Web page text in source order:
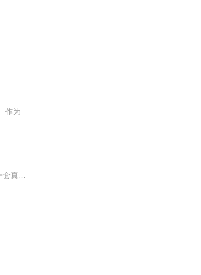
本专辑为有声书演播专业学习期间的作业合集，涵盖了新闻播读、散文朗诵、角色演播、剧本练习等多种题材。 作为一名新人网文有声主播，这里记录了我在吐字归音、情感表达、角色塑造上的每一次尝试与突破。 既是个人成长的存档，也希望能为同为播音主持、有...
这套书按照不同的主题，选取了简洁、生动、有趣的童话故事、寓言故事、名人励志故事等三百多个故事，是一套真正的“故事驱动改变”“阅读抚慰心灵”的儿童美德教育“小百科”。